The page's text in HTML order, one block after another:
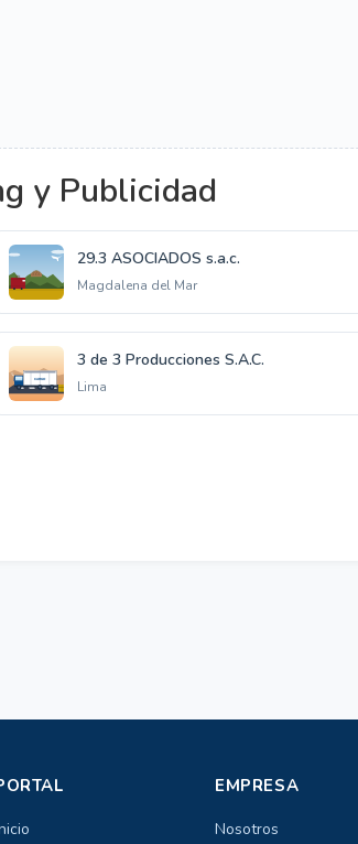
y Publicidad
29.3 ASOCIADOS s.a.c.
Magdalena del Mar
3 de 3 Producciones S.A.C.
Lima
EMPRESA
Nosotros